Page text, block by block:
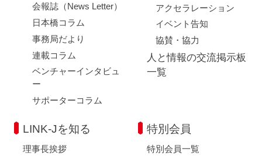
会報誌（News Letter）
日本橋コラム
事務局だより
連載コラム
ベンチャーインタビュ
ー
サポーターコラム
アクセラレーション
イベント告知
協賛・協力
人と情報の交流掲示板
一覧
LINK-Jを知る
理事長挨拶
特別会員
特別会員一覧